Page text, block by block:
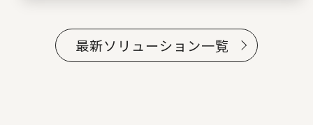
最新ソリューション一覧